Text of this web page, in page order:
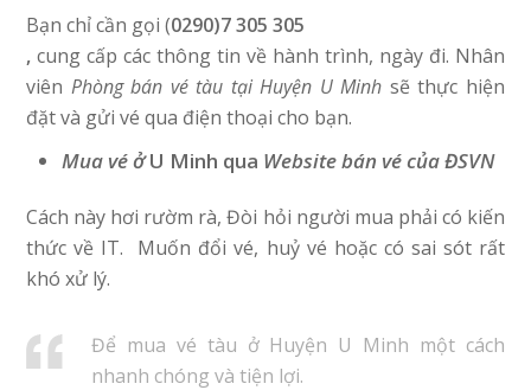
Bạn chỉ cần gọi (0290)7 305 305
,cung cấp các thông tin về hành trình, ngày đi. Nhân
viên Phòng bán vé tàu tại Huyện U Minh sẽ thực hiện
đặt và gửi vé qua điện thoại cho bạn.
Mua vé ởU Minh qua Website bán vé của ĐSVN
Cách này hơi rườm rà, Đòi hỏi người mua phải có kiến
thức về IT. Muốn đổi vé, huỷ vé hoặc có sai sót rất
khó xử lý.
Để mua vé tàu ở Huyện U Minh một cách
nhanh chóng và tiện lợi.